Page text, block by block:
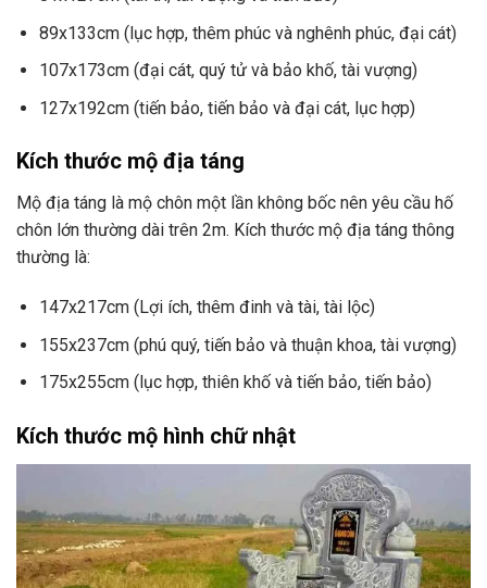
89x133cm (lục hợp, thêm phúc và nghênh phúc, đại cát)
107x173cm (đại cát, quý tử và bảo khố, tài vượng)
127x192cm (tiến bảo, tiến bảo và đại cát, lục hợp)
Kích thước mộ địa táng
Mộ địa táng là mộ chôn một lần không bốc nên yêu cầu hố
chôn lớn thường dài trên 2m. Kích thước mộ địa táng thông
thường là:
147x217cm (Lợi ích, thêm đinh và tài, tài lộc)
155x237cm (phú quý, tiến bảo và thuận khoa, tài vượng)
175x255cm (lục hợp, thiên khố và tiến bảo, tiến bảo)
Kích thước mộ hình chữ nhật